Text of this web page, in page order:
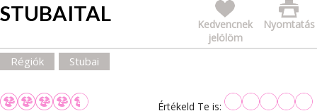
STUBAITAL Nyomtatás
Kedvencnek
jelölöm
Régiók Stubai
Értékeld Te is: